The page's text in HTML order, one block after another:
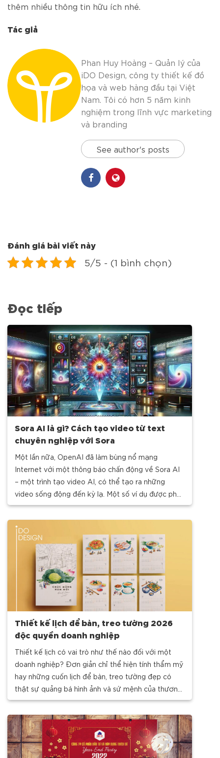
thêm nhiều thông tin hữu ích nhé.
Tác giả
Phan Huy Hoàng – Quản lý của
iDO Design, công ty thiết kế đồ
họa và web hàng đầu tại Việt
Nam. Tôi có hơn 5 năm kinh
nghiệm trong lĩnh vực marketing
và branding
See author's posts
Đánh giá bài viết này
5/5 - (1 bình chọn)
Đọc tiếp
Sora AI là gì? Cách tạo video từ text
chuyên nghiệp với Sora
Một lần nữa, OpenAI đã làm bùng nổ mạng
Internet với một thông báo chấn động về Sora AI
– một trình tạo video AI, có thể tạo ra những
video sống động đến kỳ lạ. Một số ví dụ được phát
hành đã khó
Thiết kế lịch để bàn, treo tường 2026
độc quyền doanh nghiệp
Thiết kế lịch có vai trò như thế nào đối với một
doanh nghiệp? Đơn giản chỉ thể hiện tính thẩm mỹ
hay những cuốn lịch để bàn, treo tường đẹp có
thật sự quảng bá hình ảnh và sứ mệnh của thương
hiệu? Cùng